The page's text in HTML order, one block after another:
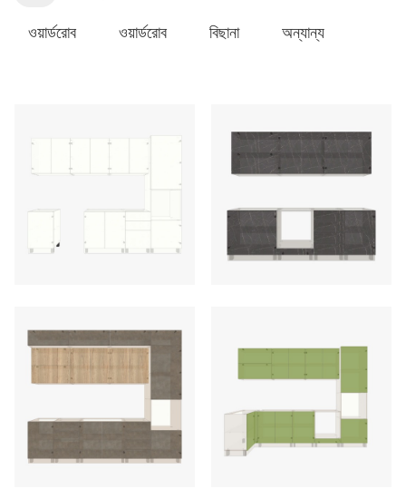
ওয়ার্ডরোব ওয়ার্ডরোব বিছানা অন্যান্য